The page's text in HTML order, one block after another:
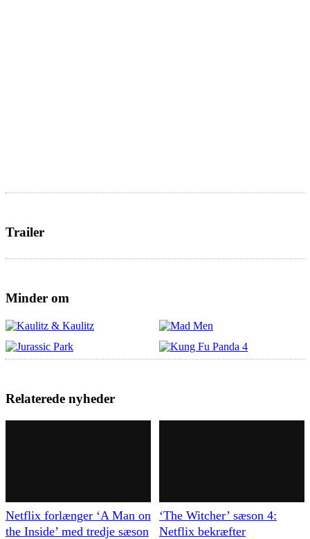
Trailer
Minder om
Relaterede nyheder
Netflix forlænger ‘A Man on
the Inside’ med tredje sæson
‘The Witcher’ sæson 4:
Netflix bekræfter